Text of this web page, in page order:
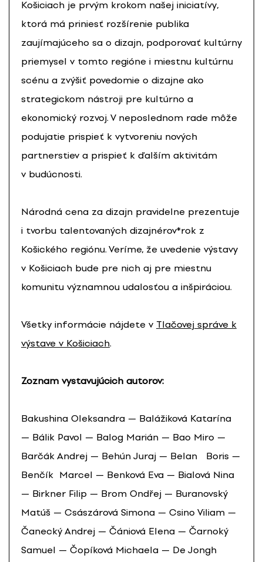
Košiciach je prvým krokom našej iniciatívy,
ktorá má priniesť rozšírenie publika
zaujímajúceho sa o dizajn, podporovať kultúrny
priemysel v tomto regióne i miestnu kultúrnu
scénu a zvýšiť povedomie o dizajne ako
strategickom nástroji pre kultúrno a
ekonomický rozvoj. V neposlednom rade môže
podujatie prispieť k vytvoreniu nových
partnerstiev a prispieť k ďalším aktivitám
v budúcnosti.
Národná cena za dizajn pravidelne prezentuje
i tvorbu talentovaných dizajnérov*rok z
Košického regiónu. Veríme, že uvedenie výstavy
v Košiciach bude pre nich aj pre miestnu
komunitu významnou udalosťou a inšpiráciou.
Všetky informácie nájdete v Tlačovej správe k
výstave v Košiciach.
Zoznam vystavujúcich autorov:
Bakushina Oleksandra — Balážiková Katarína
— Bálik Pavol — Balog Marián — Bao Miro —
Barčák Andrej — Behún Juraj — Belan Boris —
Benčík Marcel — Benková Eva — Bialová Nina
— Birkner Filip — Brom Ondřej — Buranovský
Matúš — Császárová Simona — Csino Viliam —
Čanecký Andrej — Čániová Elena — Čarnoký
Samuel — Čopíková Michaela — De Jongh